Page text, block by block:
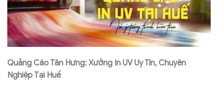
Quảng Cáo Tân Hưng: Xưởng In UV Uy Tín, Chuyên
Nghiệp Tại Huế